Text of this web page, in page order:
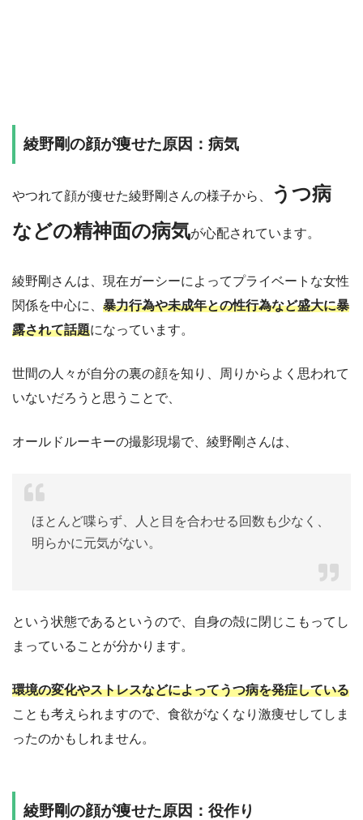
綾野剛の顔が痩せた原因：病気
やつれて顔が痩せた綾野剛さんの様子から、
うつ病
などの精神面の病気が心配されています。
綾野剛さんは、現在ガーシーによってプライベートな女性
関係を中心に、 暴力行為や未成年との性行為など盛大に暴
露されて話題になっています。
世間の人々が自分の裏の顔を知り、周りからよく思われて
いないだろうと思うことで、
オールドルーキーの撮影現場で、綾野剛さんは、
ほとんど喋らず、人と目を合わせる回数も少なく、
明らかに元気がない。
という状態であるというので、自身の殻に閉じこもってし
まっていることが分かります。
環境の変化やストレスなどによってうつ病を発症している
ことも考えられますので、食欲がなくなり激痩せしてしま
ったのかもしれません。
綾野剛の顔が痩せた原因：役作り